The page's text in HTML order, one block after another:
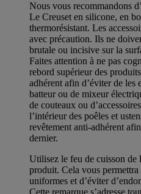
Nous vous recommandons
Le Creuset en silicone, en
thermorésistant. Les
avec précaution. Ils ne
brutale ou incisive sur la
Faites attention à ne pas
rebord supérieur des
adhérent afin d’éviter de les
batteur ou de mixeur
de couteaux ou
l’intérieur des poêles et
revêtement anti-adhérent
dernier.
Utilisez le feu de cuisson de
produit. Cela vous permettra
uniformes et d’éviter